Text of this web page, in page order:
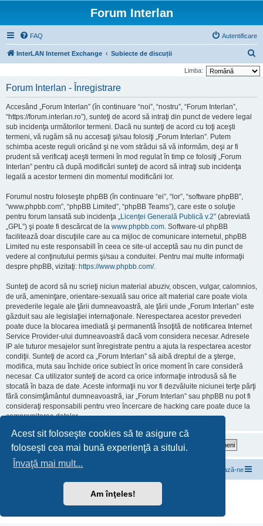
Acest sit foloseşte cookies să te asigure că
foloseşti cea mai bună experienţă a sitului.
Învaţă mai mult...
Am înţeles!
Forum Interlan
FAQ Autentificare
InterLAN Internet Exchange Subiecte de discuții
ă
Limba:
Forum Interlan - Înregistrare
Accesând „Forum Interlan” (în continuare “noi”, “nostru”, “Forum Interlan”,
“https://forum.interlan.ro”), sunteţi de acord să intraţi din punct de vedere legal
sub incidenţa următorilor termeni. Dacă nu sunteţi de acord cu toţi aceşti
termeni, vă rugăm să nu accesaţi şi/sau folosiţi „Forum Interlan”. Putem
schimba aceste reguli oricând şi ne vom strădui să vă informăm, deşi ar fi
prudent să verificaţi aceşti termeni în mod regulat în timp ce folosiţi „Forum
Interlan” pentru că după modificări sunteţi de acord să intraţi sub incidenţa
legală a acestor termeni din momentul modificării lor.
Forumul nostru foloseşte phpBB (în continuare “ei”, “lor”, “software phpBB”,
“www.phpbb.com”, “phpBB Limited”, “phpBB Teams”), care este o soluţie
pentru forum lansată sub incidenţa „Licenţei Generală Publică v.2” (abreviată
„GPL”) şi poate fi descărcat de la www.phpbb.com. Software-ul phpBB
facilitează doar discuţiile care au ca mijloc de comunicare internetul, phpBB
Limited nu este responsabill în ceea ce site-ul acceptă sau nu din punct de
vedere al conţinutului permis şi/sau a conduitei. Pentru mai multe informaţii
despre phpBB, vizitaţi: https://www.phpbb.com/.
Sunteţi de acord să nu scrieţi niciun material abuziv, obscen, vulgar, calomnios,
de ură, ameninţare, orientare-sexuală sau orice alt material care poate viola
prevederile legale ale ţării dumneavoastră, ale ţării unde „Forum Interlan” este
găzduit sau ale legislaţiei internaţionale. Nerespectarea acestor prevederi
poate duce la blocarea imediată şi permanentă însoţită de notificarea Internet
Service Provider-ului dumneavoastră dacă vom considera necesar. Adresele
IP ale tuturor mesajelor sunt înregistrate pentru a ajuta la respectarea acestor
condiţii. Sunteţi de acord ca „Forum Interlan” să aibă dreptul de a şterge,
modifica, muta sau închide orice subiect în orice moment în care consideră
necesar. Ca utilizator sunteţi de acord ca orice informaţie introdusă să fie
stocată în baza de date. Aceste informaţii nu vor fi dezvăluite niciunei terţe părţi
fără consimţământul dumneavoastră, iar „Forum Interlan” sau phpBB nu pot fi
consideraţi responsabili pentru vreo încercare de hacking care poate duce la
compromiterea datelor.
InterLAN Internet Exchange Contactează-ne
phpBB ® Forum Software © phpBB Limited